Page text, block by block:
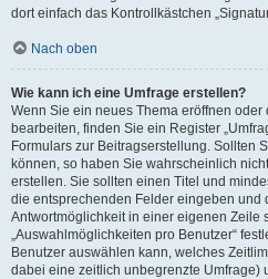
dort einfach das Kontrollkästchen
Nach oben
Wie kann ich eine Umfrage erstellen?
Wenn Sie ein neues Thema eröffnen
bearbeiten, finden Sie ein Register
Formulars zur Beitragserstellung. Sollten
können, so haben Sie wahrscheinlich
erstellen. Sie sollten einen Titel und
die entsprechenden Felder eingeben und
Antwortmöglichkeit in einer eigenen Zeile
„Auswahlmöglichkeiten pro Benutzer“
Benutzer auswählen kann, welches
dabei eine zeitlich unbegrenzte Umfrage)